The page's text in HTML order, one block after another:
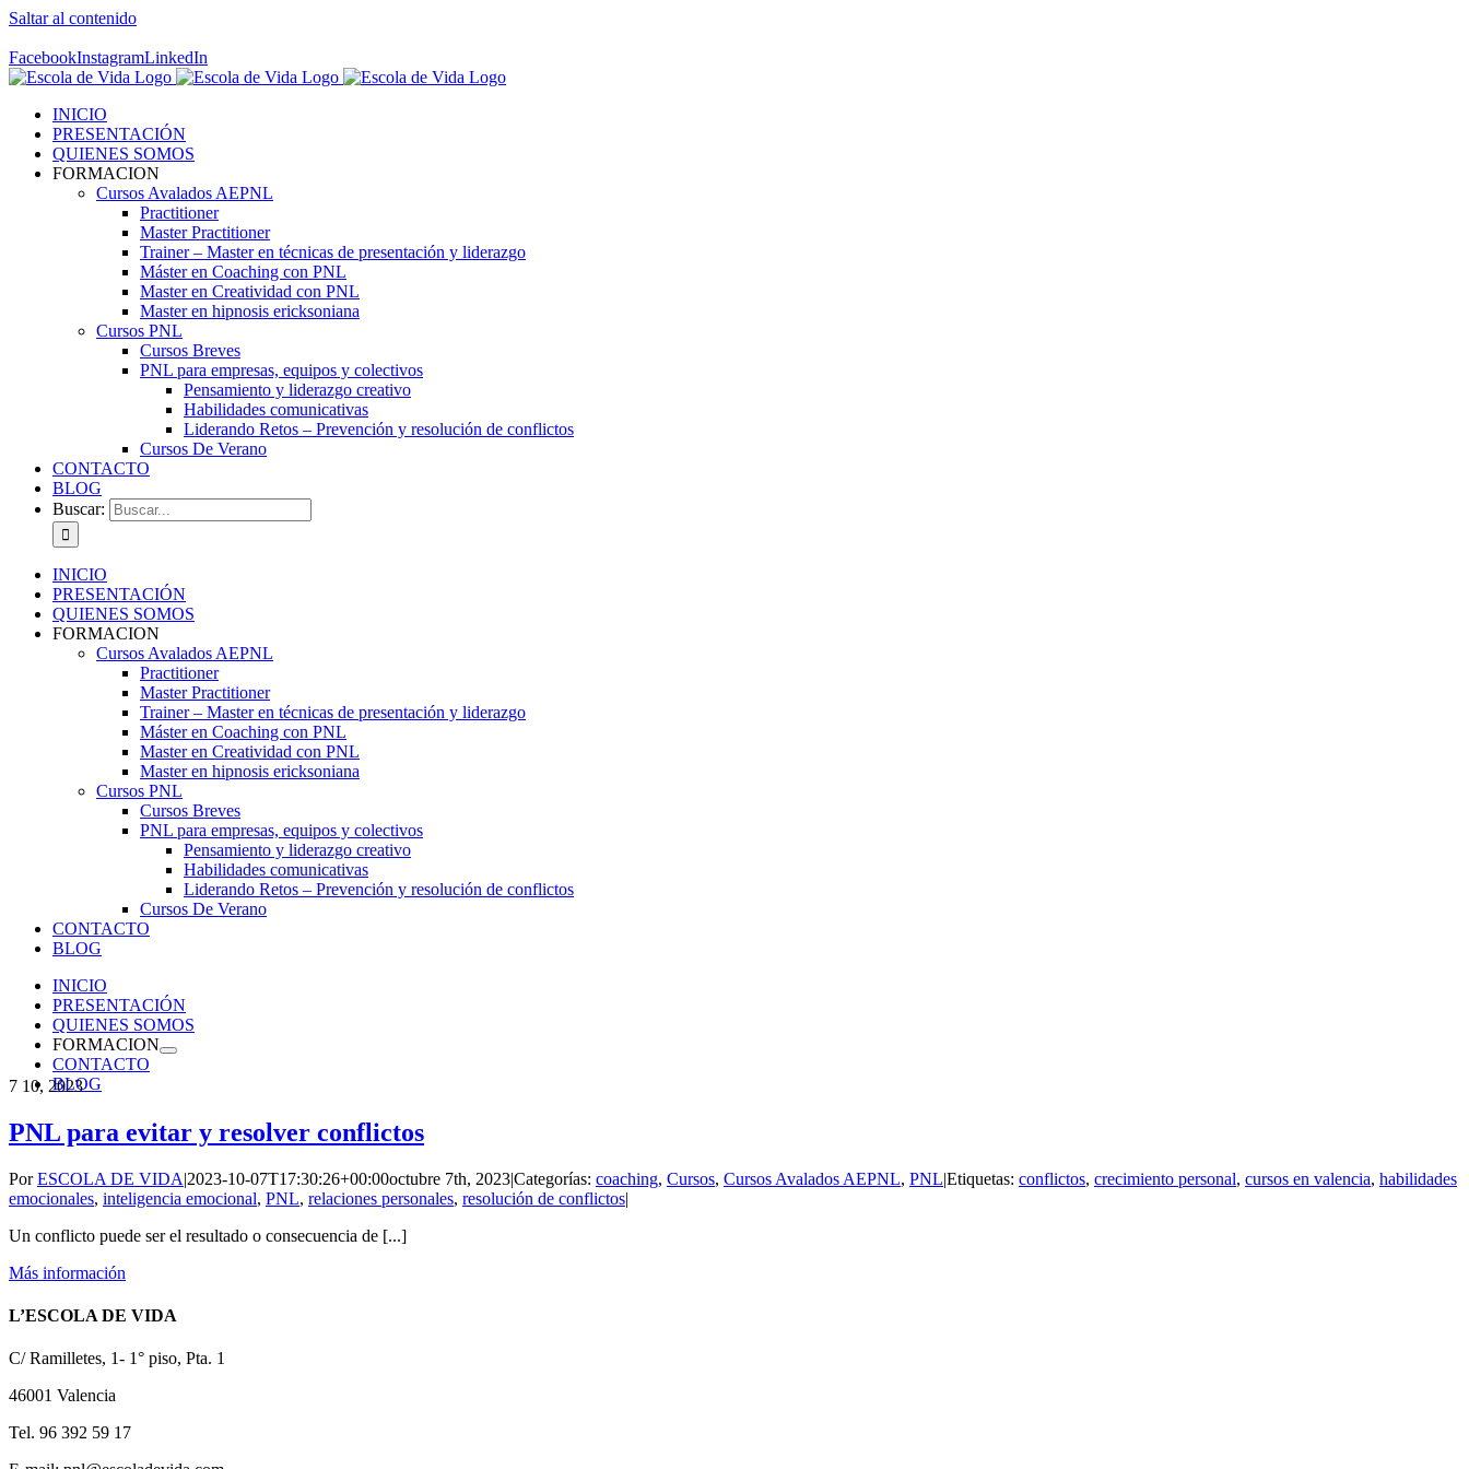
Saltar al contenido
FacebookInstagramLinkedIn
INICIO
PRESENTACIÓN
QUIENES SOMOS
FORMACION
Cursos Avalados AEPNL
Practitioner
Master Practitioner
Trainer – Master en técnicas de presentación y liderazgo
Máster en Coaching con PNL
Master en Creatividad con PNL
Master en hipnosis ericksoniana
Cursos PNL
Cursos Breves
PNL para empresas, equipos y colectivos
Pensamiento y liderazgo creativo
Habilidades comunicativas
Liderando Retos – Prevención y resolución de conflictos
Cursos De Verano
CONTACTO
BLOG
Buscar:
INICIO
PRESENTACIÓN
QUIENES SOMOS
FORMACION
Cursos Avalados AEPNL
Practitioner
Master Practitioner
Trainer – Master en técnicas de presentación y liderazgo
Máster en Coaching con PNL
Master en Creatividad con PNL
Master en hipnosis ericksoniana
Cursos PNL
Cursos Breves
PNL para empresas, equipos y colectivos
Pensamiento y liderazgo creativo
Habilidades comunicativas
Liderando Retos – Prevención y resolución de conflictos
Cursos De Verano
CONTACTO
BLOG
INICIO
PRESENTACIÓN
QUIENES SOMOS
FORMACION
CONTACTO
BLOG
7 10, 2023
PNL para evitar y resolver conflictos
PorESCOLA DE VIDA|2023-10-07T17:30:26+00:00octubre 7th, 2023|Categorías: coaching, Cursos, Cursos Avalados AEPNL, PNL|Etiquetas: conflictos, crecimiento personal, cursos en valencia, habilidades
emocionales, inteligencia emocional, PNL, relaciones personales, resolución de conflictos|
Un conflicto puede ser el resultado o consecuencia de [...]
Más información
L’ESCOLA DE VIDA
C/ Ramilletes, 1- 1° piso, Pta. 1
46001 Valencia
Tel. 96 392 59 17